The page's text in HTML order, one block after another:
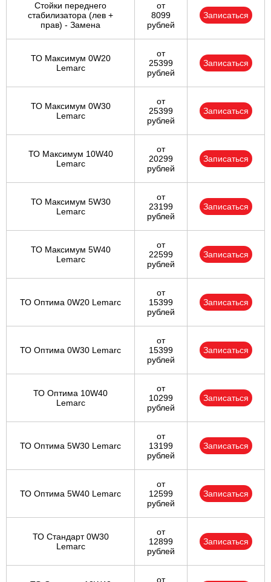
Стойки переднего
стабилизатора (лев +
прав) - Замена
от
8099
рублей
Записаться
ТО Максимум 0W20
Lemarc
от
25399
рублей
Записаться
ТО Максимум 0W30
Lemarc
от
25399
рублей
Записаться
ТО Максимум 10W40
Lemarc
от
20299
рублей
Записаться
ТО Максимум 5W30
Lemarc
от
23199
рублей
Записаться
ТО Максимум 5W40
Lemarc
от
22599
рублей
Записаться
ТО Оптима 0W20 Lemarc
от
15399
рублей
Записаться
ТО Оптима 0W30 Lemarc
от
15399
рублей
Записаться
ТО Оптима 10W40
Lemarc
от
10299
рублей
Записаться
ТО Оптима 5W30 Lemarc
от
13199
рублей
Записаться
ТО Оптима 5W40 Lemarc
от
12599
рублей
Записаться
ТО Стандарт 0W30
Lemarc
от
12899
рублей
Записаться
от